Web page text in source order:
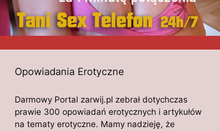
Opowiadania Erotyczne
Darmowy Portal zarwij.pl zebrał dotychczas
prawie 300 opowiadań erotycznych i artykułów
na tematy erotyczne. Mamy nadzieję, że